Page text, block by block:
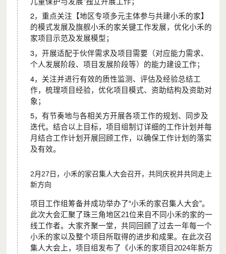
2，重点关注【地区专项多元主体参与共建小禾的家】
的模式发展及旗舰小禾的家关键工作发展，优化小禾的
家项目示范及发展模型；
3，开展适配于伙伴需求及项目需要（对应能力需求、
个人发展阶段、项目发展阶段等）的能力建设工作；
4，关注并进行有效的质性监测、评估及经验总结工
作，梳理项目经验，优化项目模式、资助结构及资助对
象；
5，有节奏地与各相关方开展各项工作的规划、同步及
迭代。结合以上目标，项目组制订详细的工作计划并每
月结合工作计划开展回顾工作，以确保工作计划的落实
及有效。
2月27日，小禾的家召集人大会召开，共同庆祝并共同走上
新方向
项目工作组筹备并成功举办了“小禾的家召集人大会”。
此次大会汇聚了珠三角地区21位来自不同小禾的家的一
线工作者。大家齐聚一堂，共同回顾了过去一年每一个
小禾的家以及整个项目所取得的进步和成果。在此次召
集人大会上，项目组发布了《小禾的家项目2024年新方